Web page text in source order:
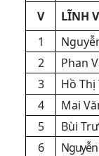
V
LĨNH
1
2
Phan
3
Hồ Thị
4
Mai
5
Bùi
6